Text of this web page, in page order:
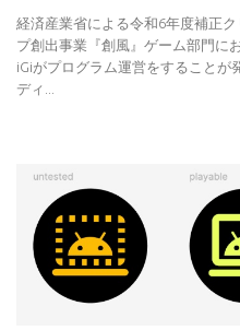
経済産業省による令和6年度補正
プ創出事業『創風』ゲーム部門に
iGiがプログラム運営をすることが
ディ...